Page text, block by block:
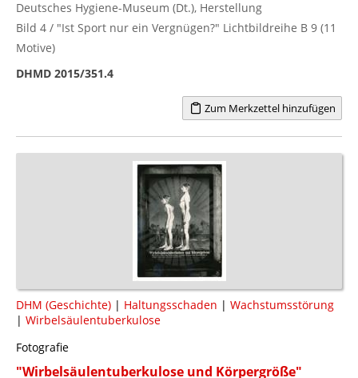
Deutsches Hygiene-Museum (Dt.), Herstellung
Bild 4 / "Ist Sport nur ein Vergnügen?" Lichtbildreihe B 9 (11
Motive)
DHMD 2015/351.4
Zum Merkzettel hinzufügen
DHM (Geschichte) | Haltungsschaden | Wachstumsstörung
| Wirbelsäulentuberkulose
Fotografie
"Wirbelsäulentuberkulose und Körpergröße"